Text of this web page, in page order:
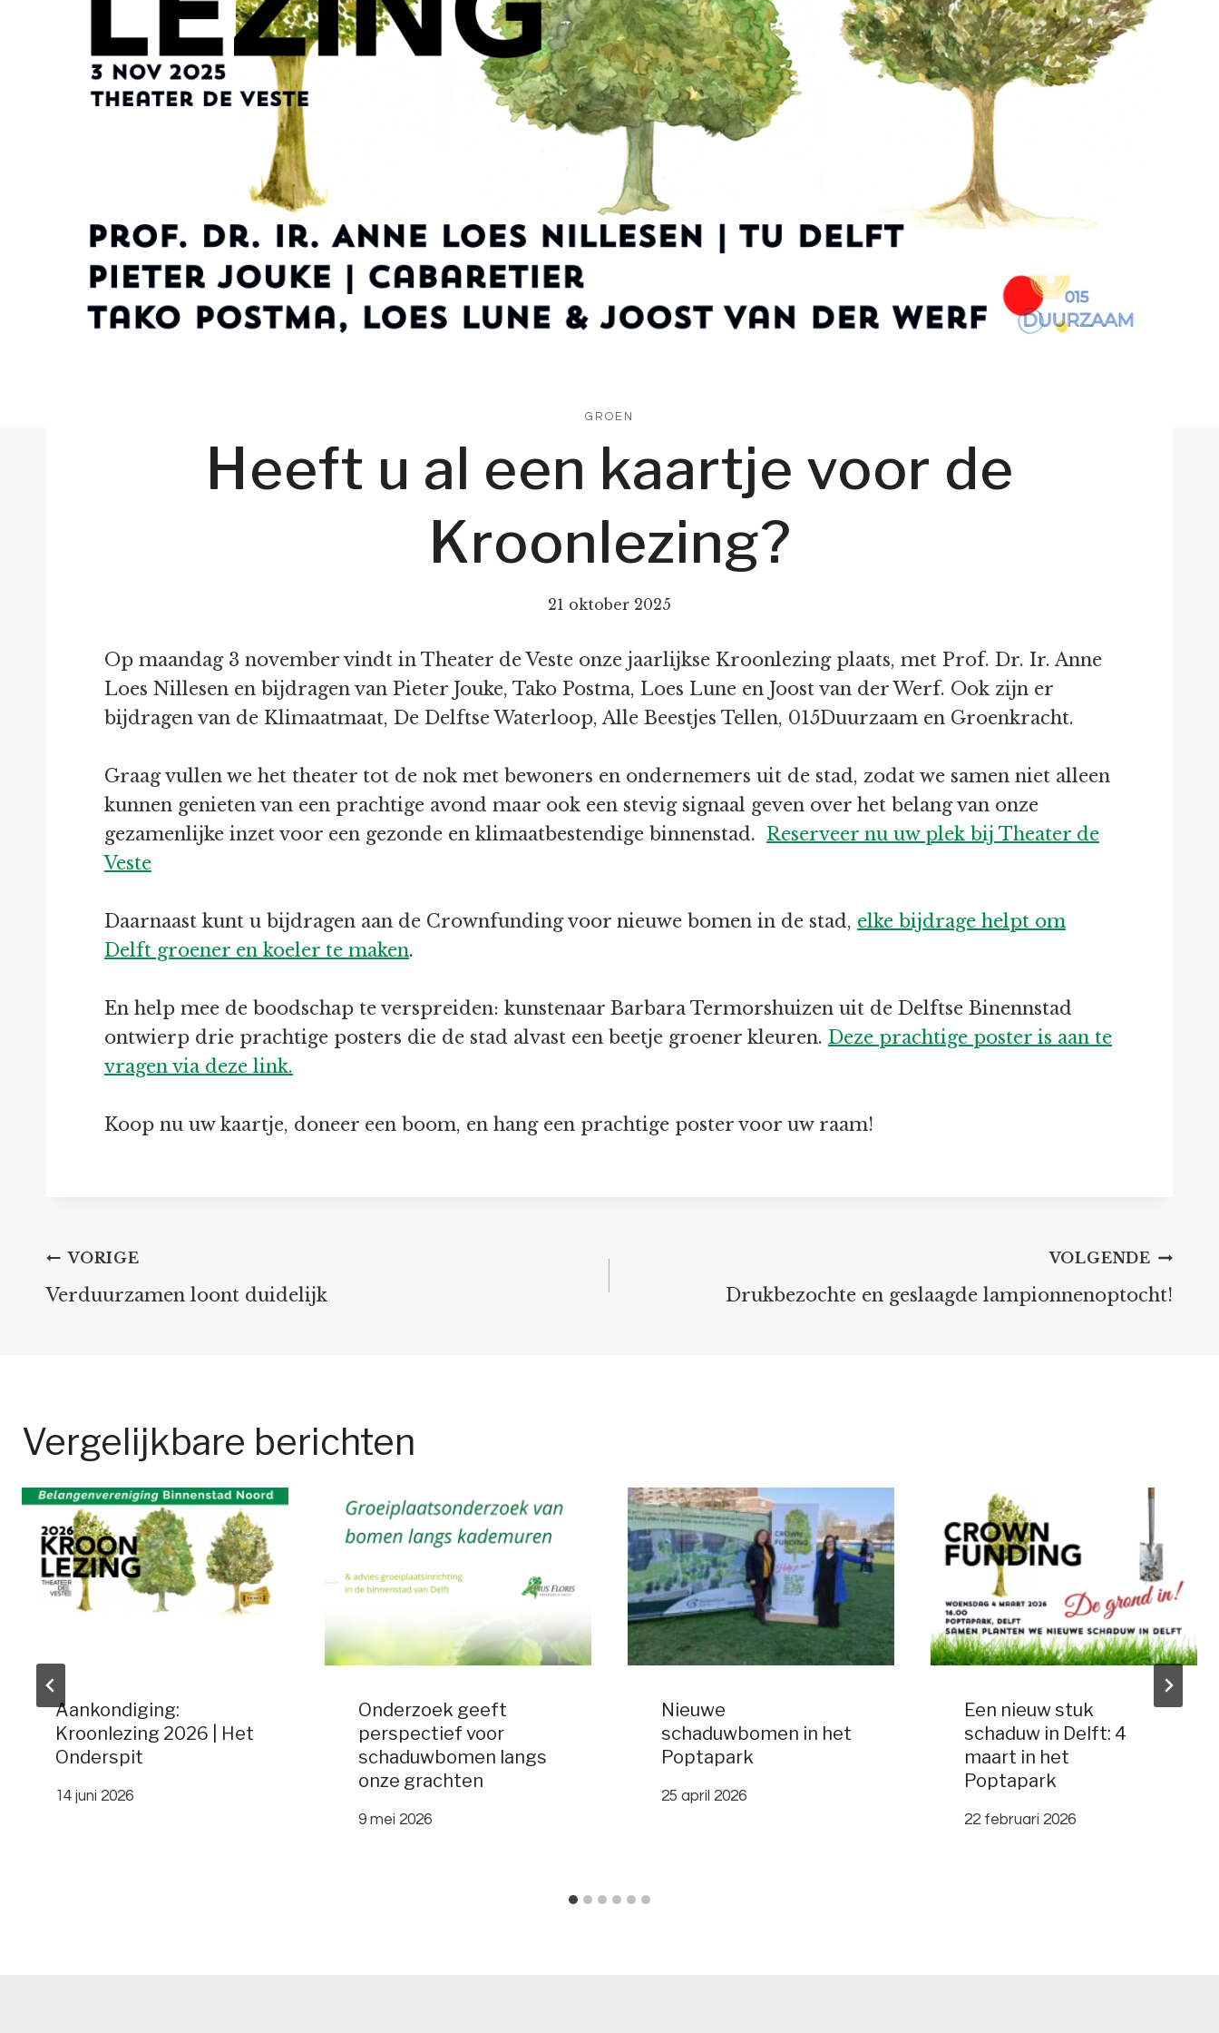
GROEN
Heeft u al een kaartje voor de
Kroonlezing?
21 oktober 2025
Op maandag 3 november vindt in Theater de Veste onze jaarlijkse Kroonlezing plaats, met Prof. Dr. Ir. Anne
Loes Nillesen en bijdragen van Pieter Jouke, Tako Postma, Loes Lune en Joost van der Werf. Ook zijn er
bijdragen van de Klimaatmaat, De Delftse Waterloop, Alle Beestjes Tellen, 015Duurzaam en Groenkracht.
Graag vullen we het theater tot de nok met bewoners en ondernemers uit de stad, zodat we samen niet alleen
kunnen genieten van een prachtige avond maar ook een stevig signaal geven over het belang van onze
gezamenlijke inzet voor een gezonde en klimaatbestendige binnenstad. Reserveer nu uw plek bij Theater de
Veste
Daarnaast kunt u bijdragen aan de Crownfunding voor nieuwe bomen in de stad, elke bijdrage helpt om
Delft groener en koeler te maken.
En help mee de boodschap te verspreiden: kunstenaar Barbara Termorshuizen uit de Delftse Binennstad
ontwierp drie prachtige posters die de stad alvast een beetje groener kleuren. Deze prachtige poster is aan te
vragen via deze link.
Koop nu uw kaartje, doneer een boom, en hang een prachtige poster voor uw raam!
Bericht
VORIGE
Verduurzamen loont duidelijk
VOLGENDE
Drukbezochte en geslaagde lampionnenoptocht!
Vergelijkbare berichten
Aankondiging:
Kroonlezing 2026 | Het
Onderspit
14 juni 2026
Onderzoek geeft
perspectief voor
schaduwbomen langs
onze grachten
9 mei 2026
Nieuwe
schaduwbomen in het
Poptapark
25 april 2026
Een nieuw stuk
schaduw in Delft: 4
maart in het
Poptapark
22 februari 2026